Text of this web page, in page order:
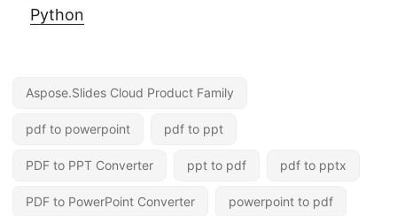
Python
Aspose.Slides Cloud Product Family
pdf to powerpoint pdf to ppt
PDF to PPT Converter ppt to pdf pdf to pptx
PDF to PowerPoint Converter powerpoint to pdf